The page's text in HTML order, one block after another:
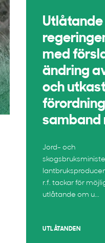
med
ändring
och
samband
Jord- och
r.f. tackar för
utlåtande om u...
UTLÅTANDEN